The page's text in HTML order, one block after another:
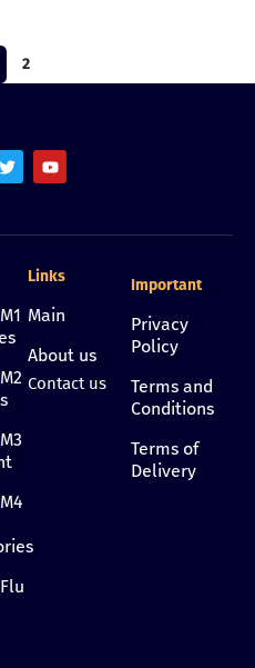
2
Links
Main
About us
Contact us
Important
Privacy
Policy
Terms and
Conditions
Terms of
Delivery